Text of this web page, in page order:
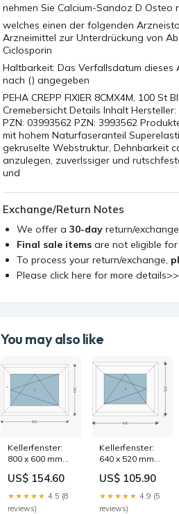
nehmen Sie Calcium-Sandoz D
welches einen der folgenden
Arzneimittel zur Unterdrückung von
Ciclosporin
Haltbarkeit: Das Verfallsdatum
nach () angegeben
PEHA CREPP FIXIER 8CMX4M, 100
Cremebersicht Details Inhalt
PZN: 03993562 PZN: 3993562
mit hohem Naturfaseranteil
gekruselte Webstruktur, Dehnbarkeit
anzulegen, zuverlssiger und
und
Exchange/Return Notes
We offer a 30-day return/
Final sale items are not eligible
To process your return/exchange,
Please click here for more
You may also like
Kellerfenster:
800 x 600 mm
US$ 154.60
★★★★★ 4.5 (8
reviews)
Kellerfenster:
640 x 520 mm
US$ 105.90
★★★★★ 4.9 (5
reviews)